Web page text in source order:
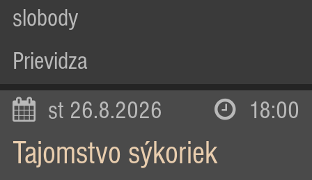
slobody
Prievidza
st 26.8.2026 18:00
Tajomstvo sýkoriek